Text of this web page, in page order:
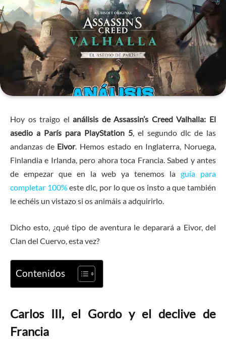
Hoy os traigo elanálisis de Assassin’s Creed Valhalla: El
asedio a París para PlayStation 5, el segundo dlc de las
andanzas de Eivor. Hemos estado en Inglaterra, Noruega,
Finlandia e Irlanda, pero ahora toca Francia. Sabed y antes
de empezar que en la web ya tenemos la guía para
completar 100% este dlc, por lo que os insto a que también
le echéis un vistazo si os animáis a adquirirlo.
Dicho esto, ¿qué tipo de aventura le deparará a Eivor, del
Clan del Cuervo, esta vez?
Contenidos
Carlos III, el Gordo y el declive de
Francia